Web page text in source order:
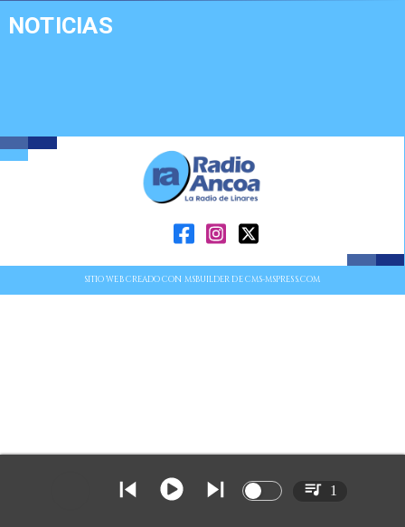
NOTICIAS
SITIO WEB CREADO CON MSBUILDER DE CMS-MSPRESS.COM
1